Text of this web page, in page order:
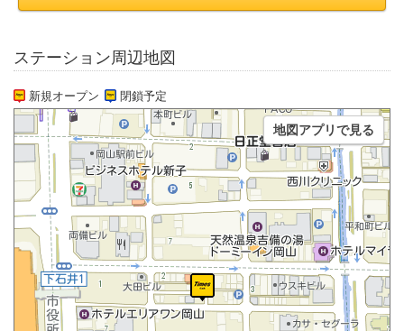
ステーション周辺地図
新規オープン 閉鎖予定
地図アプリで見る